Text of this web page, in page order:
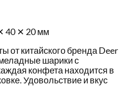
40 ✕ 20 мм
от китайского бренда Deer
шарики с
конфета находится в
Удовольствие и вкус